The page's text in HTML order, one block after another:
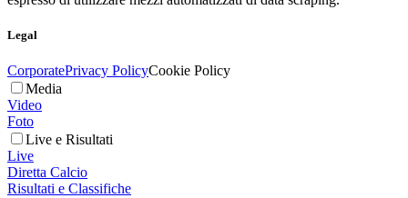
Legal
CorporatePrivacy PolicyCookie Policy
Media
Video
Foto
Live e Risultati
Live
Diretta Calcio
Risultati e Classifiche